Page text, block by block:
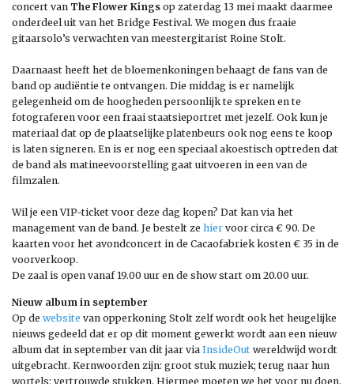
concert van The Flower Kings op zaterdag 13 mei maakt daarmee
onderdeel uit van het Bridge Festival. We mogen dus fraaie
gitaarsolo’s verwachten van meestergitarist Roine Stolt.
Daarnaast heeft het de bloemenkoningen behaagt de fans van de
band op audiëntie te ontvangen. Die middag is er namelijk
gelegenheid om de hoogheden persoonlijk te spreken en te
fotograferen voor een fraai staatsieportret met jezelf. Ook kun je
materiaal dat op de plaatselijke platenbeurs ook nog eens te koop
is laten signeren. En is er nog een speciaal akoestisch optreden dat
de band als matineevoorstelling gaat uitvoeren in een van de
filmzalen.
Wil je een VIP-ticket voor deze dag kopen? Dat kan via het
management van de band. Je bestelt ze hier voor circa € 90. De
kaarten voor het avondconcert in de Cacaofabriek kosten € 35 in de
voorverkoop.
De zaal is open vanaf 19.00 uur en de show start om 20.00 uur.
Nieuw album in september
Op de website van opperkoning Stolt zelf wordt ook het heugelijke
nieuws gedeeld dat er op dit moment gewerkt wordt aan een nieuw
album dat in september van dit jaar via InsideOut wereldwijd wordt
uitgebracht. Kernwoorden zijn: groot stuk muziek; terug naar hun
wortels; vertrouwde stukken. Hiermee moeten we het voor nu doen.